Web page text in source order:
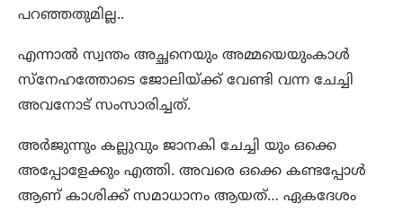
പറഞ്ഞതുമില്ല..
എന്നാൽ സ്വന്തം അച്ഛനെയും അമ്മയെയുംകാൾ
സ്നേഹത്തോടെ ജോലിയ്ക്ക് വേണ്ടി വന്ന ചേച്ചി
അവനോട് സംസാരിച്ചത്.
അർജുന്നും കല്ലുവും ജാനകി ചേച്ചി യും ഒക്കെ
അപ്പോളേക്കും എത്തി. അവരെ ഒക്കെ കണ്ടപ്പോൾ
ആണ് കാശിക്ക് സമാധാനം ആയത്… ഏകദേശം